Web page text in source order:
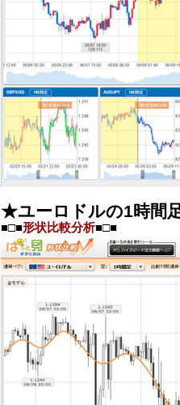
★ユーロドルの1時間
■□■形状比較分析■□■